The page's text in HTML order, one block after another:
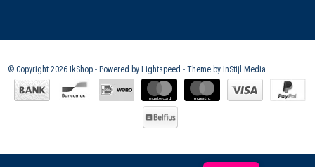
© Copyright 2026 IkShop - Powered by Lightspeed - Theme by InStijl Media